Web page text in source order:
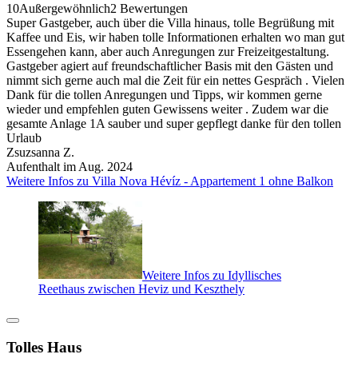
10Außergewöhnlich2 Bewertungen
Super Gastgeber, auch über die Villa hinaus, tolle Begrüßung mit
Kaffee und Eis, wir haben tolle Informationen erhalten wo man gut
Essengehen kann, aber auch Anregungen zur Freizeitgestaltung.
Gastgeber agiert auf freundschaftlicher Basis mit den Gästen und
nimmt sich gerne auch mal die Zeit für ein nettes Gespräch . Vielen
Dank für die tollen Anregungen und Tipps, wir kommen gerne
wieder und empfehlen guten Gewissens weiter . Zudem war die
gesamte Anlage 1A sauber und super gepflegt danke für den tollen
Urlaub
Zsuzsanna Z.
Aufenthalt im Aug. 2024
Weitere Infos zu Villa Nova Hévíz - Appartement 1 ohne Balkon
Weitere Infos zu Idyllisches
Reethaus zwischen Heviz und Keszthely
Tolles Haus